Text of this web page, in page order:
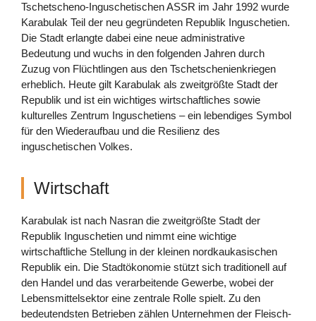
Tschetscheno-Inguschetischen ASSR im Jahr 1992 wurde
Karabulak Teil der neu gegründeten Republik Inguschetien.
Die Stadt erlangte dabei eine neue administrative
Bedeutung und wuchs in den folgenden Jahren durch
Zuzug von Flüchtlingen aus den Tschetschenienkriegen
erheblich. Heute gilt Karabulak als zweitgrößte Stadt der
Republik und ist ein wichtiges wirtschaftliches sowie
kulturelles Zentrum Inguschetiens – ein lebendiges Symbol
für den Wiederaufbau und die Resilienz des
inguschetischen Volkes.
Wirtschaft
Karabulak ist nach Nasran die zweitgrößte Stadt der
Republik Inguschetien und nimmt eine wichtige
wirtschaftliche Stellung in der kleinen nordkaukasischen
Republik ein. Die Stadtökonomie stützt sich traditionell auf
den Handel und das verarbeitende Gewerbe, wobei der
Lebensmittelsektor eine zentrale Rolle spielt. Zu den
bedeutendsten Betrieben zählen Unternehmen der Fleisch-